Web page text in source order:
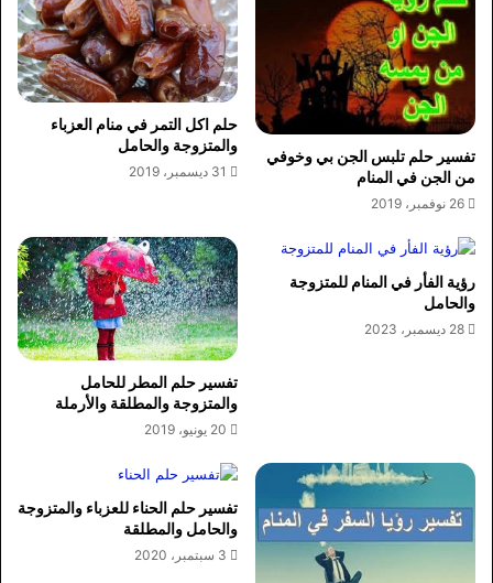
تفسير حلم تلبس الجن بي وخوفي
من الجن في المنام
26 نوفمبر، 2019
حلم اكل التمر في منام العزباء
والمتزوجة والحامل
31 ديسمبر، 2019
رؤية الفأر في المنام للمتزوجة
والحامل
28 ديسمبر، 2023
تفسير حلم المطر للحامل
والمتزوجة والمطلقة والأرملة
20 يونيو، 2019
تفسير حلم الحناء للعزباء والمتزوجة
والحامل والمطلقة
3 سبتمبر، 2020